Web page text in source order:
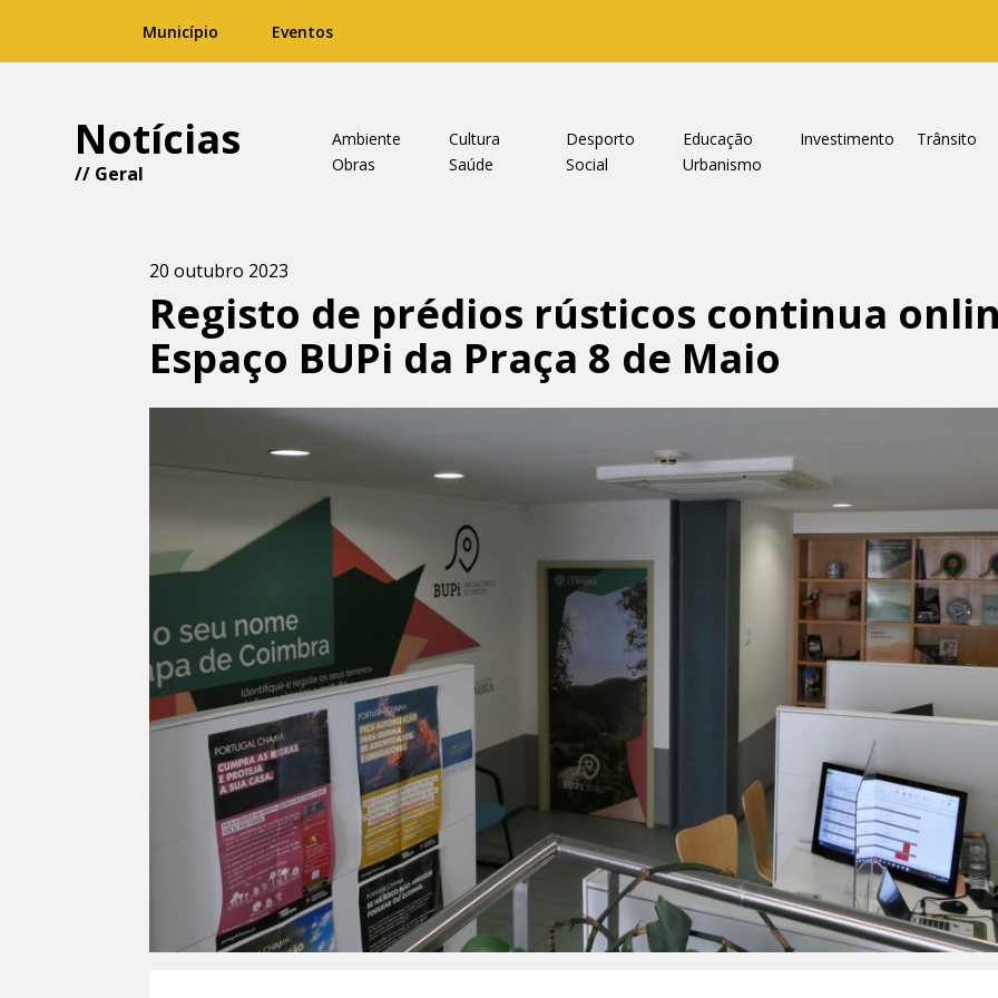
Município Eventos
Notícias
// Geral
Ambiente Cultura Desporto Educação Investimento
Trânsito
Obras
Saúde Social Urbanismo
20 outubro 2023
Registo de prédios rústicos continua
Espaço BUPi da Praça 8 de Maio